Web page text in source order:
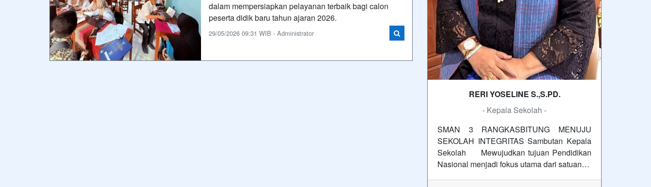
dalam mempersiapkan pelayanan terbaik bagi calon
peserta didik baru tahun ajaran 2026.
29/05/2026 09:31 WIB - Administrator
RERI YOSELINE S.,S.PD.
- Kepala Sekolah -
SMAN 3 RANGKASBITUNG MENUJU
SEKOLAH INTEGRITAS Sambutan Kepala
Sekolah Mewujudkan tujuan Pendidikan
Nasional menjadi fokus utama dari satuan…